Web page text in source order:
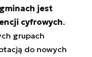
jest
cyfrowych.
grupach
do nowych